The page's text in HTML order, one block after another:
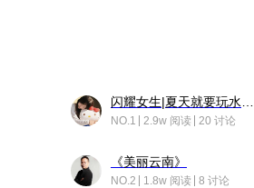
NO.1 2.9w 阅读 20 讨论
《美丽云南》
NO.2 1.8w 阅读 8 讨论